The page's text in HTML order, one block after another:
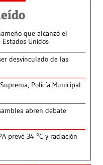
que alcanzó el
Unidos
desvinculado de las
Policía Municipal
abren debate
prevé 34 °C y radiación